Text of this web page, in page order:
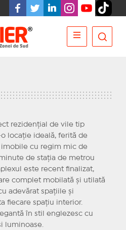
rezidențial de vile tip
locație ideală, ferită de
cu regim mic de
de stația de metrou
este recent finalizat,
complet mobilată și utilată
adevărat spațiile și
fiecare spațiu interior.
în stil englezesc cu
luminoase.